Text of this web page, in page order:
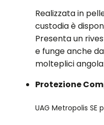
Realizzata in
custodia è
Presenta un
e funge anche
molteplici
Protezione
UAG Metropolis SE